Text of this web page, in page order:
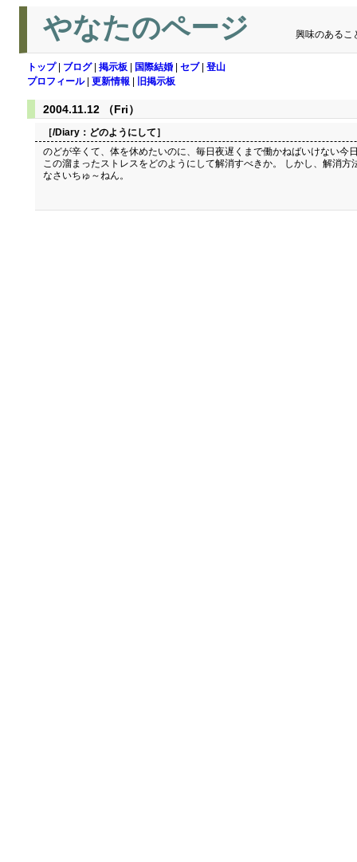
やなたのページ 興味のあるこ
トップ| ブログ| 掲示板 国際結婚 セブ| 登山
プロフィール| 更新情報 旧掲示板
2004.11.12 （Fri）
［/Diary： どのようにして］
のどが辛くて、体を休めたいのに、毎日夜遅くまで働かねばいけない今
この溜まったストレスをどのようにして解消すべきか。 しかし、解消
なさいちゅ～ねん。